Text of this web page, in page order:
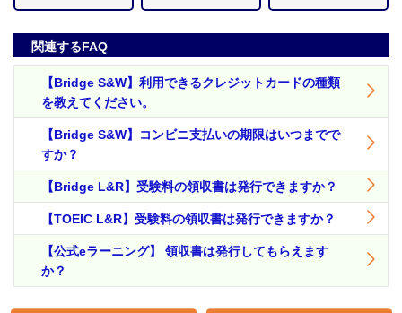
関連するFAQ
【Bridge S&W】利用できるクレジットカードの種類
を教えてください。
【Bridge S&W】コンビニ支払いの期限はいつまでで
すか？
【Bridge L&R】受験料の領収書は発行できますか？
【TOEIC L&R】受験料の領収書は発行できますか？
【公式eラーニング】 領収書は発行してもらえます
か？